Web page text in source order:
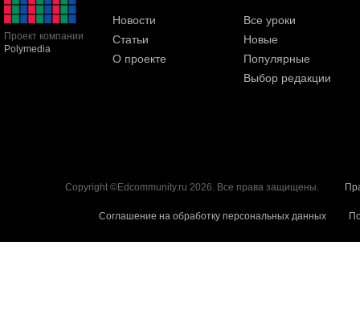
Проект компании
Polymedia
Новости
Статьи
О проекте
Все уроки
Новые
Популярные
Выбор редакции
Copyright ©Edcommunity.ru 2026. Все права защищены.
Соглашение на обработку персональных данных